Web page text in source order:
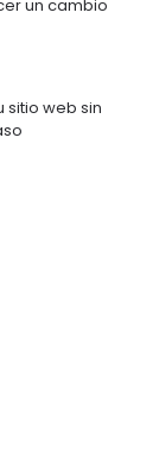
un cambio
sitio web sin